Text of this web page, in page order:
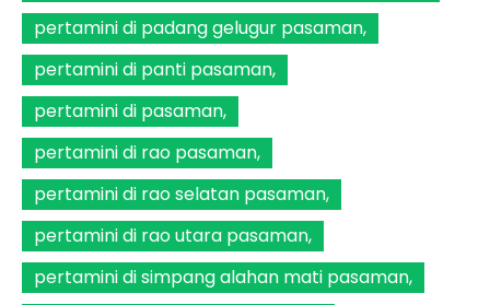
pertamini di padang gelugur pasaman
pertamini di panti pasaman
pertamini di pasaman
pertamini di rao pasaman
pertamini di rao selatan pasaman
pertamini di rao utara pasaman
pertamini di simpang alahan mati pasaman